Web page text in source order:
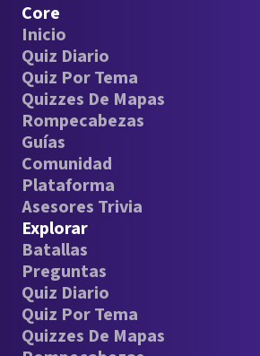
Core
Inicio
Quiz Diario
Quiz Por Tema
Quizzes De Mapas
Rompecabezas
Guías
Comunidad
Plataforma
Asesores Trivia
Explorar
Batallas
Preguntas
Quiz Diario
Quiz Por Tema
Quizzes De Mapas